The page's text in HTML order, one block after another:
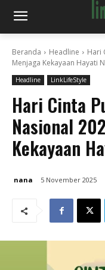
Beranda Headline
Hari
Menjaga Kekayaan Hayati
Headline LinkLifeStyle
Hari Cinta
Nasional
Kekayaan
nana 5 November 2025